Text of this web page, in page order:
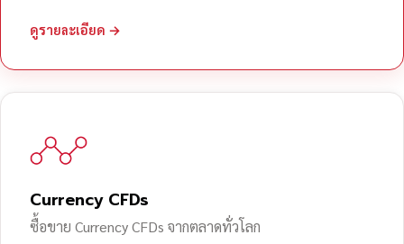
ดูรายละเอียด →
Currency CFDs
ซื้อขาย Currency CFDs จากตลาดทั่วโลก